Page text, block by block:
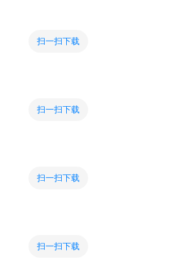
扫一扫下载
扫一扫下载
扫一扫下载
扫一扫下载